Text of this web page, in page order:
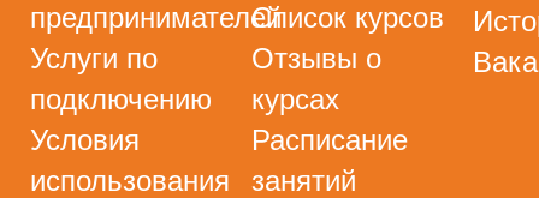
предпринимателей
Услуги по
подключению
Условия
использования
Список курсов
Отзывы о
курсах
Расписание
занятий